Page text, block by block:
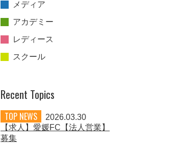
メディア
アカデミー
レディース
スクール
Recent Topics
TOP NEWS
2026.03.30
【求人】愛媛FC【法人営業】
募集